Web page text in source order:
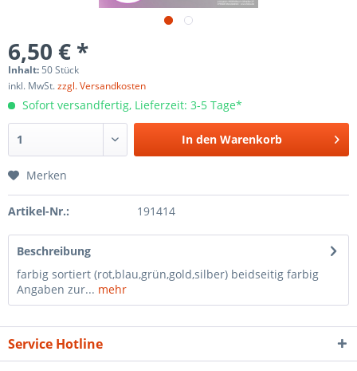
6,50 € *
Inhalt: 50 Stück
inkl. MwSt.zzgl. Versandkosten
Sofort versandfertig, Lieferzeit: 3-5 Tage*
In den Warenkorb
Merken
Artikel-Nr.: 191414
Beschreibung
farbig sortiert (rot,blau,grün,gold,silber) beidseitig farbig
Angaben zur... mehr
Service Hotline